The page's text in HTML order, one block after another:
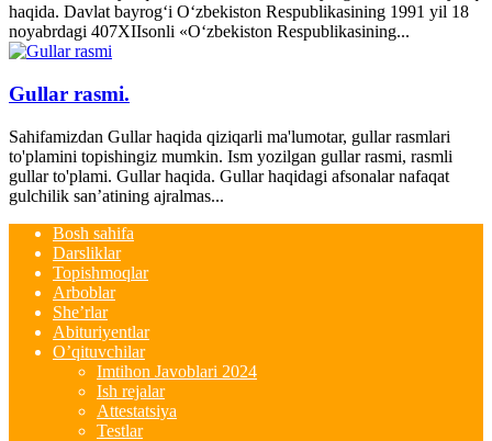
haqida. Davlat bayrog‘i O‘zbekiston Respublikasining 1991 yil 18
noyabrdagi 407­XII­sonli «O‘zbekiston Respublikasining...
Gullar rasmi.
Sahifamizdan Gullar haqida qiziqarli ma'lumotar, gullar rasmlari
to'plamini topishingiz mumkin. Ism yozilgan gullar rasmi, rasmli
gullar to'plami. Gullar haqida. Gullar haqidagi afsonalar nafaqat
gulchilik san’atining ajralmas...
Bosh sahifa
Darsliklar
Topishmoqlar
Arboblar
She’rlar
Abituriyentlar
O’qituvchilar
Imtihon Javoblari 2024
Ish rejalar
Attestatsiya
Testlar